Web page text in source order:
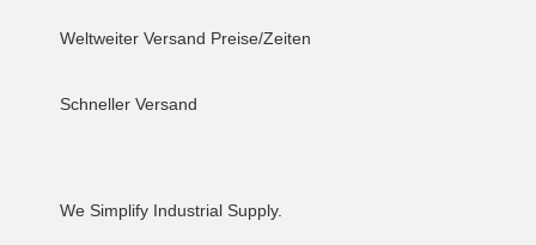
Weltweiter Versand Preise/Zeiten
Schneller Versand
We Simplify Industrial Supply.